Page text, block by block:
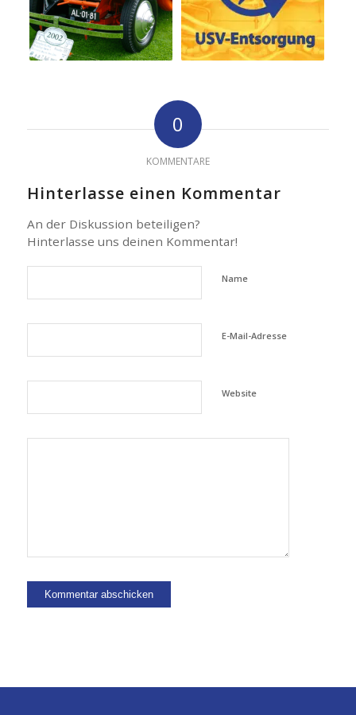
0
KOMMENTARE
Hinterlasse einen Kommentar
An der Diskussion beteiligen?
Hinterlasse uns deinen Kommentar!
Name
E-Mail-Adresse
Website